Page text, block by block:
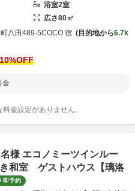
浴室2室
広さ80㎡
八田489-5COCO 宿 目的地から6.7k
10%OFF
金
金設定がありません。
名様 エコノミーツインルー
和室 ゲストハウス【璃洛
即予約